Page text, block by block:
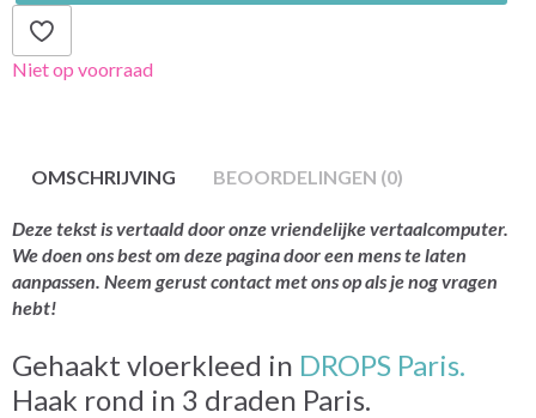
Niet op voorraad
OMSCHRIJVING BEOORDELINGEN (0)
Deze tekst is vertaald door onze vriendelijke vertaalcomputer.
We doen ons best om deze pagina door een mens te laten
aanpassen. Neem gerust contact met ons op als je nog vragen
hebt!
Gehaakt vloerkleed in DROPS Paris.
Haak rond in 3 draden Paris.